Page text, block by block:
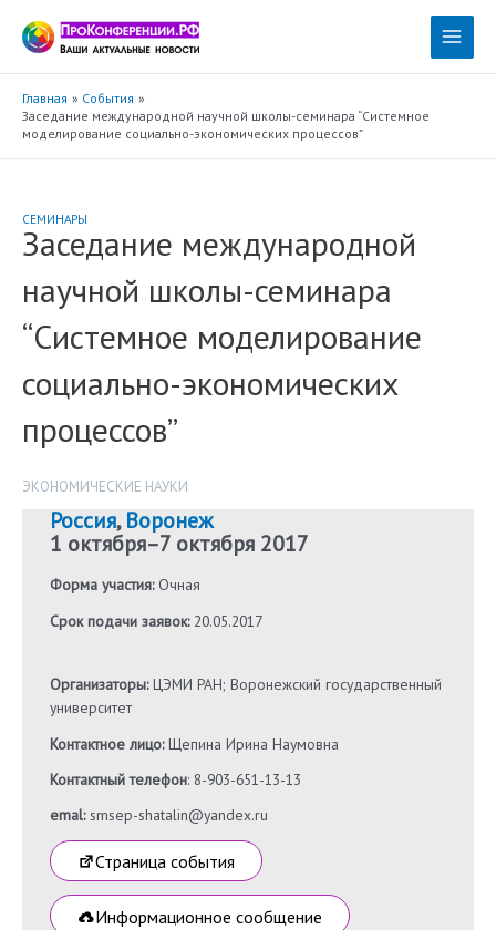
содержимому
Main
Главная
События
Заседание международной научной школы-семинара “Системное
моделирование социально-экономических процессов”
СЕМИНАРЫ
Заседание международной
научной школы-семинара
“Системное моделирование
социально-экономических
процессов”
ЭКОНОМИЧЕСКИЕ НАУКИ
Россия,Воронеж
1 октября–7 октября 2017
Форма участия:Очная
Срок подачи заявок:20.05.2017
Организаторы:ЦЭМИ РАН; Воронежский государственный
университет
Контактное лицо:Щепина Ирина Наумовна
Контактный телефон: 8-903-651-13-13
emal:smsep-shatalin@yandex.ru
Страница события
Информационное сообщение